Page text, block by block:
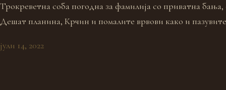
Трокреветна соба погодна за фамилија со приватна
Дешат планина, Крчин и помалите врвови како и
јули 14, 2022